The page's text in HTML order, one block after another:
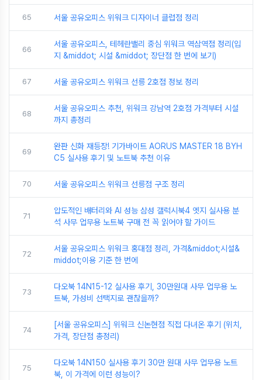
65 서울 공유오피스 위워크 디자이너 클럽점 정리
66
서울 공유오피스, 테헤란밸리 중심 위워크 역삼역점 정리(입
지 &middot; 시설 &middot; 장단점 한 번에 보기)
67 서울 공유오피스 위워크 선릉 2호점 정보 정리
68
서울 공유오피스 추천, 위워크 강남역 2호점 가격부터 시설
까지 총정리
69
완판 신화 재등장! 기가바이트 AORUS MASTER 18 BYH
C5 실사용 후기 및 노트북 추천 이유
70 서울 공유오피스 위워크 선릉점 구조 정리
71
압도적인 배터리와 AI 성능 삼성 갤럭시북4 엣지 실사용 분
석 사무 업무용 노트북 구매 전 꼭 읽어야 할 가이드
72
서울 공유오피스 위워크 홍대점 정리, 가격&middot;시설&
middot;이용 기준 한 번에
73
다오북 14N15-12 실사용 후기, 30만원대 사무 업무용 노
트북, 가성비 선택지로 괜찮을까?
74
[서울 공유오피스] 위워크 신논현점 직접 다녀온 후기 (위치,
가격, 장단점 총정리)
75
다오북 14N150 실사용 후기 30만 원대 사무 업무용 노트
북, 이 가격에 이런 성능이?